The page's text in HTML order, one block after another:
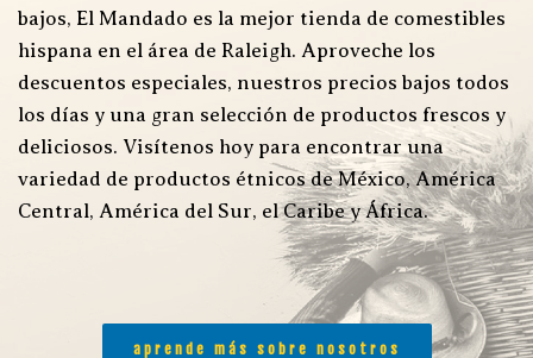
bajos, El Mandado es la mejor tienda de comestibles
hispana en el área de Raleigh. Aproveche los
descuentos especiales, nuestros precios bajos todos
los días y una gran selección de productos frescos y
deliciosos. Visítenos hoy para encontrar una
variedad de productos étnicos de México, América
Central, América del Sur, el Caribe y África.
aprende más sobre nosotros